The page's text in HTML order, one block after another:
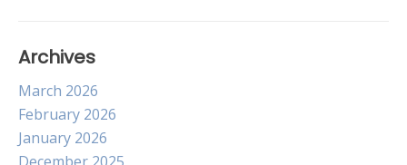
Archives
March 2026
February 2026
January 2026